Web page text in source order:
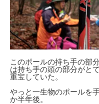
このポールの持ち手の部
は持ち手の頭の部分がと
重宝していた。
やっと一生物のポールを
か半年後。